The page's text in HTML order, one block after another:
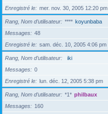
Enregistré le
mer. nov. 30, 2005 12:20 pm
Rang, Nom d’utilisateur **** koyunbaba
Messages
48
Enregistré le
sam. déc. 10, 2005 4:06 pm
Rang, Nom d’utilisateur
iki
Messages
0
Enregistré le
lun. déc. 12, 2005 5:38 pm
Rang, Nom d’utilisateur *1* philbaux
Messages
160